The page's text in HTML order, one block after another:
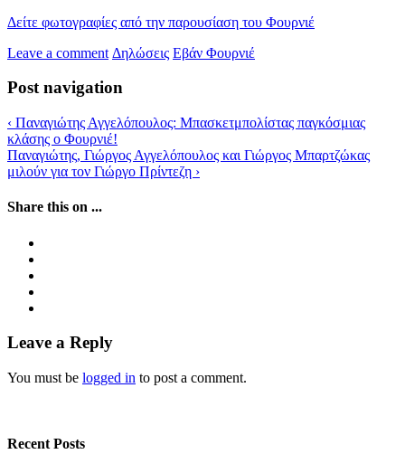
Δείτε φωτογραφίες από την παρουσίαση του Φουρνιέ
Leave a comment Δηλώσεις Εβάν Φουρνιέ
Post navigation
‹ Παναγιώτης Αγγελόπουλος: Μπασκετμπολίστας παγκόσμιας
κλάσης ο Φουρνιέ!
Παναγιώτης, Γιώργος Αγγελόπουλος και Γιώργος Μπαρτζώκας
μιλούν για τον Γιώργο Πρίντεζη ›
Share this on ...
Leave a Reply
You must be logged in to post a comment.
Recent Posts